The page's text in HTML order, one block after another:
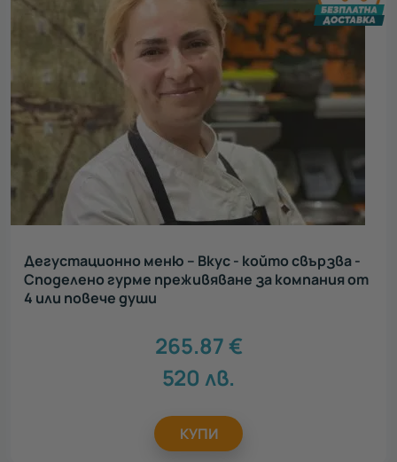
Дегустационно меню – Вкус - който свързва -
Споделено гурме преживяване за компания от
4 или повече души
265.87€
520 лв.
КУПИ